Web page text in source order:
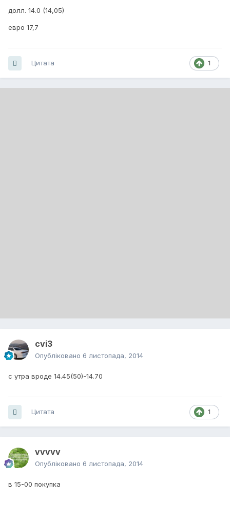
долл. 14.0 (14,05)
евро 17,7
1
Цитата
cvi3
Опубліковано 6 листопада, 2014
с утра вроде 14.45(50)-14.70
1
Цитата
vvvvv
Опубліковано 6 листопада, 2014
в 15-00 покупка